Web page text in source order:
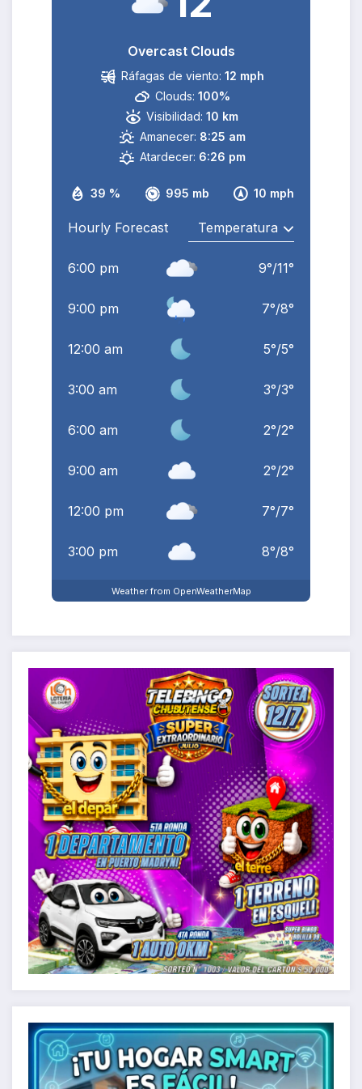
Overcast Clouds
39 % 995 mb 10 mph
Ráfagas de viento: 12 mph
Clouds: 100%
Visibilidad: 10 km
Amanecer: 8:25 am
Atardecer: 6:26 pm
Hourly Forecast
6:00 pm 9°/11°
9:00 pm 7°/8°
12:00 am 5°/5°
3:00 am 3°/3°
6:00 am 2°/2°
9:00 am 2°/2°
12:00 pm 7°/7°
3:00 pm 8°/8°
Weather from OpenWeatherMap